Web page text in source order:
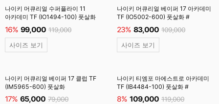
나이키 머큐리얼 수퍼플라이 11
아카데미 TF (IO1494-100) 풋살화
16% 99,000 119,000
사이즈 보기
나이키 머큐리얼 베이퍼 17 아카데미
TF (IO5002-600) 풋살화 #
23% 83,000 109,000
사이즈 보기
나이키 머큐리얼 베이퍼 17 클럽 TF
(IM5965-600) 풋살화
17% 65,000 79,000
나이키 티엠포 마에스트로 아카데미
TF (IB4484-100) 풋살화 #
8% 109,000 119,000